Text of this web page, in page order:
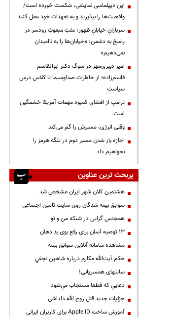
این دیپلماسی نمایشی، شکست خورده است/
واقعیت‌ها را بپذیرید و به تعهدات خود عمل کنید
سربازانِ خیابانِ ظهور؛ ملتِ مبعوثِ رودسر در
پاسخ به دشمن: «خیابان‌ها را به ناامیدان
نمی‌دهیم»
امیر دبیری‌مهر در سوگ دکتر ابوالقاسم
قاسم‌زاده؛ از خاطرات صداوسیما تا کلاس درس
سیاست
ترامپ از افشای کمبود مهمات آمریکا خشمگین
است
وقتی انرژی، مسیرش را گم می‌کند
اجازه باز شدن مسیر دوم در تنگه هرمز را
نخواهیم داد
پربحث ترین عناوین
هشتمین کلان شهر ایران مشخص شد
سوابق بیمه شدگان روی سایت تامین اجتماعی
همجنس گرایی در شبکه من و تو
13 توصیه آسان برای رفع بوی بد دهان
مشاهده سامانه آنلاين سوابق بیمه
حكم آيت‌الله مكارم درباره شاهين نجفي
سایتهای همسریابی!
دعايي كه قطعا مستجاب مي‌شود
جزئیات جدید قتل روح الله داداشی
آموزش ساخت Apple ID برای کاربران ایرانی